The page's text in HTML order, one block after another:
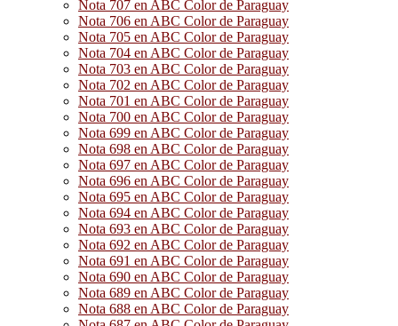
Nota 707 en ABC Color de Paraguay
Nota 706 en ABC Color de Paraguay
Nota 705 en ABC Color de Paraguay
Nota 704 en ABC Color de Paraguay
Nota 703 en ABC Color de Paraguay
Nota 702 en ABC Color de Paraguay
Nota 701 en ABC Color de Paraguay
Nota 700 en ABC Color de Paraguay
Nota 699 en ABC Color de Paraguay
Nota 698 en ABC Color de Paraguay
Nota 697 en ABC Color de Paraguay
Nota 696 en ABC Color de Paraguay
Nota 695 en ABC Color de Paraguay
Nota 694 en ABC Color de Paraguay
Nota 693 en ABC Color de Paraguay
Nota 692 en ABC Color de Paraguay
Nota 691 en ABC Color de Paraguay
Nota 690 en ABC Color de Paraguay
Nota 689 en ABC Color de Paraguay
Nota 688 en ABC Color de Paraguay